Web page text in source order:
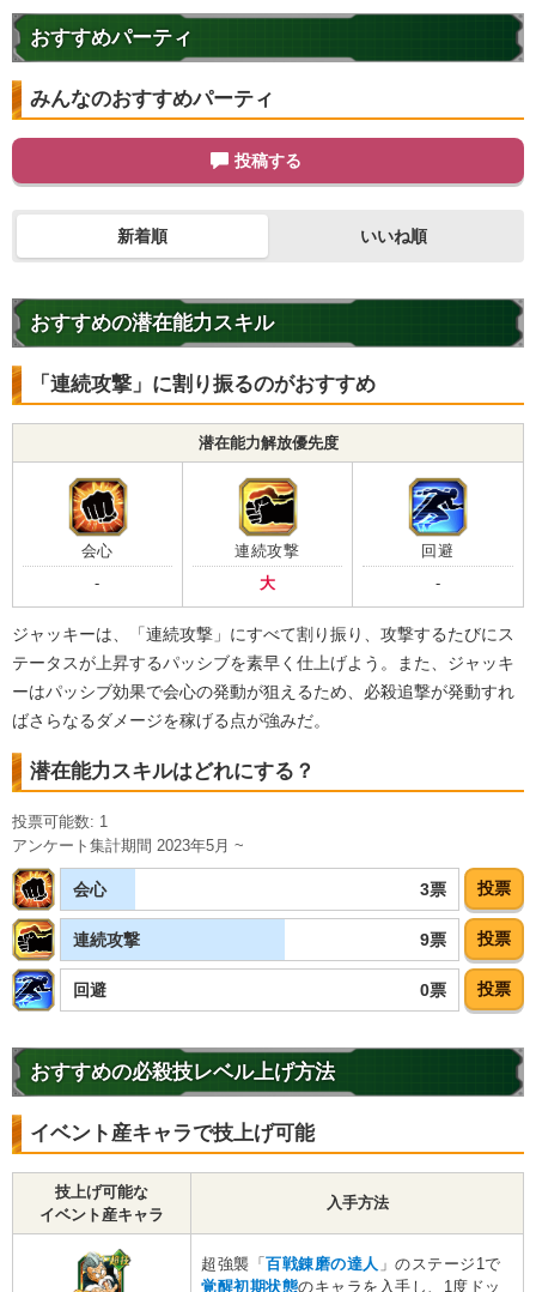
7.0 /10点
ドラゴンボールの導き
限界突破
少年編
7.0 /10点
【発動リンク効果】
気力+3
【一致するリンクスキル(
4 )】
至高の戦士
【一致するカテゴリー(
地球育ちの戦士
大会出場者
アックマン
【発動リンク効果】
・気力+5
ATK+20%
【一致するリンクスキル(
天下一武道会優勝者
不思議な大冒険
ドラゴンボールの導き
【一致するカテゴリー(4)】
大会出場者
天下一武道会
少年編
地球人
じいちゃん
【発動リンク効果】
・ ATK+20%
【一致するリンクスキル(4)】
ドラゴンボールの導き
少年編
地球人 地球育ちの戦士
7.0 /10点
【発動リンク効果】
・ATK+20%
不思議な大冒険
ドラゴンボールの導き
限界突破
【一致するカテゴリー(
地球育ちの戦士
大会出場者
【発動リンク効果】
おすすめパーティ
みんなのおすすめパーティ
投稿する
新着順 いいね順
おすすめの潜在能力スキル
「連続攻撃」に割り振るのがおすすめ
潜在能力解放優先度
会心
-
連続攻撃
大
回避
-
ジャッキーは、「連続攻撃」にすべて割り振り、攻撃するたびにス
テータスが上昇するパッシブを素早く仕上げよう。また、ジャッキ
ーはパッシブ効果で会心の発動が狙えるため、必殺追撃が発動すれ
ばさらなるダメージを稼げる点が強みだ。
潜在能力スキルはどれにする？
投票可能数: 1
アンケート集計期間 2023年5月 ~
会心 3票 投票
連続攻撃 9票 投票
回避 0票 投票
おすすめの必殺技レベル上げ方法
イベント産キャラで技上げ可能
技上げ可能な
イベント産キャラ
入手方法
超強襲「百戦錬磨の達人 」のステージ1で
覚醒初期状態のキャラを入手し、1度ドッ